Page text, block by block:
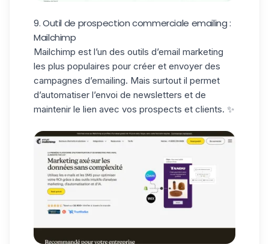
9. Outil de prospection commerciale emailing :
Mailchimp
Mailchimp est l’un des outils d’email marketing
les plus populaires pour créer et envoyer des
campagnes d’emailing. Mais surtout il permet
d’automatiser l’envoi de newsletters et de
maintenir le lien avec vos prospects et clients. ✨